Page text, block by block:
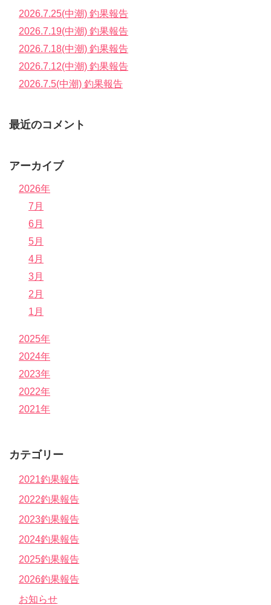
2026.7.25(中潮) 釣果報告
2026.7.19(中潮) 釣果報告
2026.7.18(中潮) 釣果報告
2026.7.12(中潮) 釣果報告
2026.7.5(中潮) 釣果報告
最近のコメント
アーカイブ
2026年
7月
6月
5月
4月
3月
2月
1月
2025年
2024年
2023年
2022年
2021年
カテゴリー
2021釣果報告
2022釣果報告
2023釣果報告
2024釣果報告
2025釣果報告
2026釣果報告
お知らせ